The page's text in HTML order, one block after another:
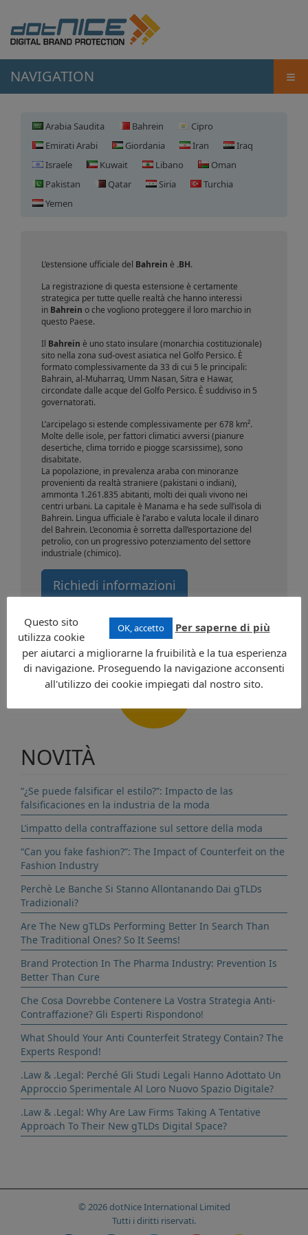
NAVIGATION ≡
Arabia Saudita Bahrein
Cipro
Emirati Arabi
Giordania Iran
Iraq
Israele
Kuwait Libano
Oman
Pakistan
Qatar Siria
Turchia
Yemen
Registrazione domini Bahrein
L’estensione ufficiale del Bahrein è .BH.
La registrazione di questa estensione è certamente
strategica per tutte quelle realtà che hanno interessi
in Bahrein o che vogliono proteggere il loro marchio in
questo Paese.
Il Bahrein è uno stato insulare (monarchia costituzionale)
sito nella zona sud-ovest asiatica nel Golfo Persico. È
formato complessivamente da 33 di cui 5 le principali:
Bahrain, al-Muḥarraq, Umm Nasan, Sitra e Hawar,
circondate dalle acque del Golfo Persico. È suddiviso in 5
governatorati.
L’arcipelago si estende complessivamente per 678 km².
Molte delle isole, per fattori climatici avversi (pianure
desertiche, clima torrido e piogge scarsissime), sono
disabitate.
La popolazione, in prevalenza araba con minoranze
provenienti da realtà straniere (pakistani o indiani),
ammonta 1.261.835 abitanti, molti dei quali vivono nei
centri urbani. La capitale è Manama e ha sede sull’isola di
Bahrein. Lingua ufficiale è l’arabo e valuta locale il dinaro
del Bahrein. L’economia è sorretta dall’esportazione del
petrolio, con un progressivo potenziamento del settore
industriale (chimico).
Richiedi informazioni
CONTATTI
NOVITÀ
“¿Se puede falsificar el estilo?”: Impacto de las
falsificaciones en la industria de la moda
L’impatto della contraffazione sul settore della moda
“Can you fake fashion?”: The Impact of Counterfeit on the
Fashion Industry
Perchè Le Banche Si Stanno Allontanando Dai gTLDs
Tradizionali?
Are The New gTLDs Performing Better In Search Than
The Traditional Ones? So It Seems!
Brand Protection In The Pharma Industry: Prevention Is
Better Than Cure
Che Cosa Dovrebbe Contenere La Vostra Strategia Anti-
Contraffazione? Gli Esperti Rispondono!
What Should Your Anti Counterfeit Strategy Contain? The
Experts Respond!
.Law & .Legal: Perché Gli Studi Legali Hanno Adottato Un
Approccio Sperimentale Al Loro Nuovo Spazio Digitale?
.Law & .Legal: Why Are Law Firms Taking A Tentative
Approach To Their New gTLDs Digital Space?
© 2026 dotNice International Limited
Tutti i diritti riservati.
OK, accetto Per saperne di più
Questo sito
utilizza cookie
per aiutarci a migliorarne la fruibilità e la tua esperienza
di navigazione. Proseguendo la navigazione acconsenti
all'utilizzo dei cookie impiegati dal nostro sito.